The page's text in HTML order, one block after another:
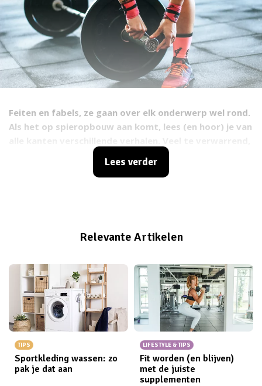
Feiten en fabels, ze gaan over elk onderwerp wel rond.
Als het op spieropbouw aan komt, lees (en hoor) je van
toch? Dat vonden wij nou ook. Daarom zijn wij op
zoek gegaan naar de waarheid achter een paar
Lees verder
Relevante Artikelen
TIPS
Sportkleding wassen: zo
pak je dat aan
LIFESTYLE & TIPS
Fit worden (en blijven)
met de juiste
supplementen